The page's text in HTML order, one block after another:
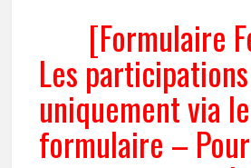
[Formulaire
Les
uniquement via le
formulaire –